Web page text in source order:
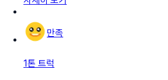
만족
1톤 트럭